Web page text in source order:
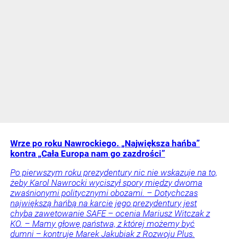
Wrze po roku Nawrockiego. „Największa hańba”
kontra „Cała Europa nam go zazdrości”
Po pierwszym roku prezydentury nic nie wskazuje na to,
żeby Karol Nawrocki wyciszył spory między dwoma
zwaśnionymi politycznymi obozami. – Dotychczas
największą hańbą na karcie jego prezydentury jest
chyba zawetowanie SAFE – ocenia Mariusz Witczak z
KO. – Mamy głowę państwa, z której możemy być
dumni – kontruje Marek Jakubiak z Rozwoju Plus.